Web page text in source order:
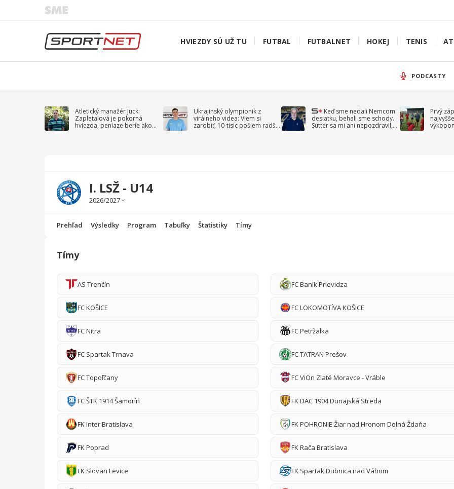
HVIEZDY SÚ UŽ TU FUTBAL FUTBALNET HOKEJ TENIS
PODCASTY
Atletický manažér Juck:
Zapletalová je pokorná
hviezda, peniaze berie ako
Ukrajinský olympionik z
virálneho videa: Viem si
zarobiť, 10-tisíc pošlem radšej
Keď sme nedali Nemcom
desiatku, behali sme schody.
Sutter sa mi ani nepozdravil,
Prvý
I. LSŽ - U14
Prehľad Výsledky Program Tabuľky Štatistiky Tímy
Tímy
AS Trenčín FC Baník Prievidza
FC KOŠICE FC LOKOMOTÍVA KOŠICE
FC Nitra FC Petržalka
FC Spartak Trnava FC TATRAN Prešov
FC Topoľčany FC ViOn Zlaté Moravce - Vráble
FC ŠTK 1914 Šamorín FK DAC 1904 Dunajská Streda
FK Inter Bratislava FK POHRONIE Žiar nad Hronom Dolná Ždaňa
FK Poprad FK Rača Bratislava
FK Slovan Levice FK Spartak Dubnica nad Váhom